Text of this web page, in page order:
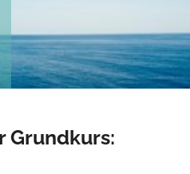
Grundkurs: